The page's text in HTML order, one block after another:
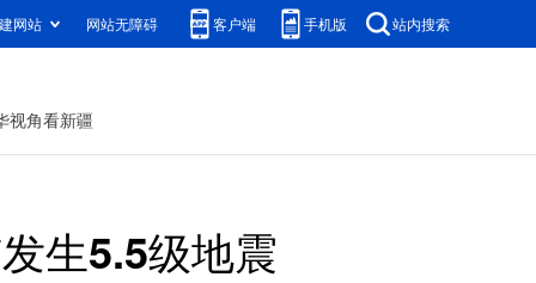
网站 网站无障碍 客户端 手机版 站内搜索
视角看新疆
生5.5级地震